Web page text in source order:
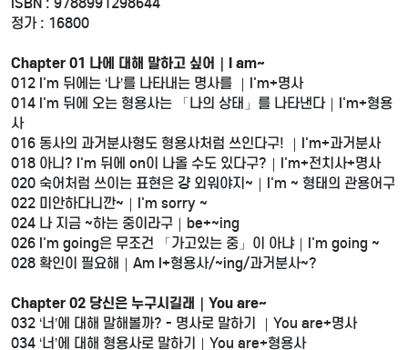
ISBN : 9788991298644
정가 : 16800
Chapter 01 나에 대해 말하고 싶어｜I am~
012 I'm 뒤에는 ‘나’를 나타내는 명사를 ｜I'm+명사
014 I'm 뒤에 오는 형용사는 「나의 상태」를 나타낸다｜I'm+형용
사
016 동사의 과거분사형도 형용사처럼 쓰인다구! ｜I'm+과거분사
018 아니? I'm 뒤에 on이 나올 수도 있다구?｜I'm+전치사+명사
020 숙어처럼 쓰이는 표현은 걍 외워야지~｜I'm ~ 형태의 관용어구
022 미안하다니깐~｜I'm sorry ~
024 나 지금 ~하는 중이라구｜be+~ing
026 I'm going은 무조건 「가고있는 중」이 아냐｜I'm going ~
028 확인이 필요해｜Am I+형용사/~ing/과거분사~?
Chapter 02 당신은 누구시길래｜You are~
032 ‘너’에 대해 말해볼까? - 명사로 말하기 ｜You are+명사
034 ‘너’에 대해 형용사로 말하기｜You are+형용사